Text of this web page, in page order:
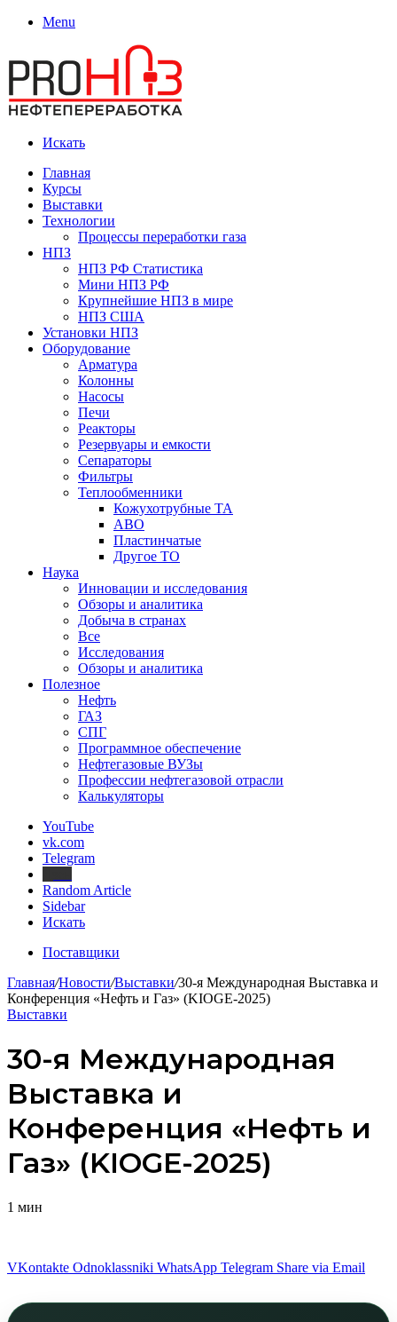
Menu
Искать
Главная
Курсы
Выставки
Технологии
Процессы переработки газа
НПЗ
НПЗ РФ Статистика
Мини НПЗ РФ
Крупнейшие НПЗ в мире
НПЗ США
Установки НПЗ
Оборудование
Арматура
Колонны
Насосы
Печи
Реакторы
Резервуары и емкости
Сепараторы
Фильтры
Теплообменники
Кожухотрубные ТА
АВО
Пластинчатые
Другое ТО
Наука
Инновации и исследования
Обзоры и аналитика
Добыча в странах
Все
Исследования
Обзоры и аналитика
Полезное
Нефть
ГАЗ
СПГ
Программное обеспечение
Нефтегазовые ВУЗы
Профессии нефтегазовой отрасли
Калькуляторы
YouTube
vk.com
Telegram
Random Article
Sidebar
Искать
Поставщики
Главная/Новости/Выставки/30-я Международная Выставка и
Конференция «Нефть и Газ» (KIOGE-2025)
Выставки
30-я Международная
Выставка и
Конференция «Нефть и
Газ» (KIOGE-2025)
1 мин
VKontakte Odnoklassniki WhatsApp Telegram Share via Email